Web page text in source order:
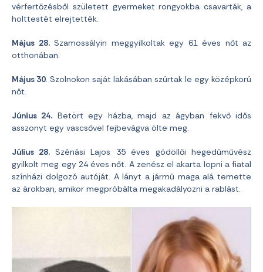
vérfertőzésből született gyermeket rongyokba csavarták, a
holttestét elrejtették.
Május 28.Szamossályin meggyilkoltak egy 61 éves nőt az
otthonában.
Május 30. Szolnokon saját lakásában szúrtak le egy középkorú
nőt.
Június 24. Betört egy házba, majd az ágyban fekvő idős
asszonyt egy vascsővel fejbevágva ölte meg.
Július 28. Szénási Lajos 35 éves gödöllői hegedűművész
gyilkolt meg egy 24 éves nőt. A zenész el akarta lopni a fiatal
színházi dolgozó autóját. A lányt a jármű maga alá temette
az árokban, amikor megpróbálta megakadályozni a rablást.